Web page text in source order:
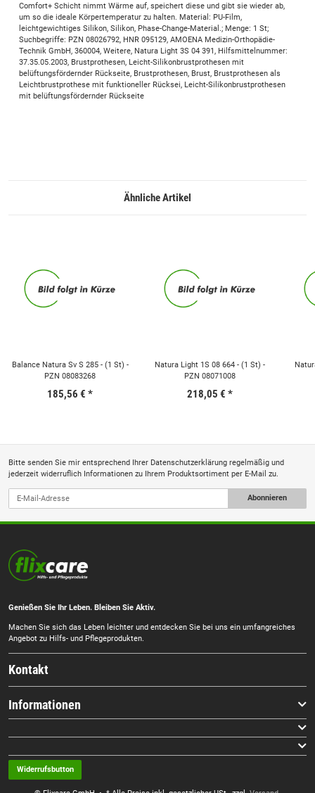
Comfort+ Schicht nimmt Wärme auf, speichert diese und gibt sie wieder ab,
um so die ideale Körpertemperatur zu halten. Material: PU-Film,
leichtgewichtiges Silikon, Silikon, Phase-Change-Material.; Menge: 1 St;
Suchbegriffe: PZN 08026792, HNR 095129, AMOENA Medizin-Orthopädie-
Technik GmbH, 360004, Weitere, Natura Light 3S 04 391, Hilfsmittelnummer:
37.35.05.2003, Brustprothesen, Leicht-Silikonbrustprothesen mit
belüftungsfördernder Rückseite, Brustprothesen, Brust, Brustprothesen als
Leichtbrustprothese mit funktioneller Rücksei, Leicht-Silikonbrustprothesen
mit belüftungsfördernder Rückseite
Ähnliche Artikel
Balance Natura Sv S 285 - (1 St) -
PZN 08083268
185,56 € *
Natura Light 1S 08 664 - (1 St) -
PZN 08071008
218,05 € *
Bitte senden Sie mir entsprechend Ihrer Datenschutzerklärung regelmäßig und
jederzeit widerruflich Informationen zu Ihrem Produktsortiment per E-Mail zu.
Abonnieren
Genießen Sie Ihr Leben. Bleiben Sie Aktiv.
Machen Sie sich das Leben leichter und entdecken Sie bei uns ein umfangreiches
Angebot zu Hilfs- und Pflegeprodukten.
Kontakt
Informationen
Widerrufsbutton